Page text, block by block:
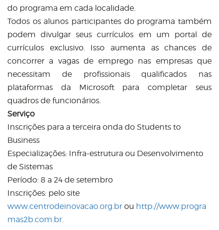
do programa em cada localidade.
Todos os alunos participantes do programa também
podem divulgar seus currículos em um portal de
currículos exclusivo. Isso aumenta as chances de
concorrer a vagas de emprego nas empresas que
necessitam de profissionais qualificados nas
plataformas da Microsoft para completar seus
quadros de funcionários.
Serviço
Inscrições para a terceira onda do Students to
Business
Especializações: Infra-estrutura ou Desenvolvimento
de Sistemas
Período: 8 a 24 de setembro
Inscrições: pelo site
www.centrodeinovacao.org.br ou http://www.progra
mas2b.com.br.